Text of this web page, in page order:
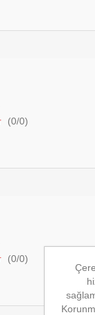
(0/0)
(0/0)